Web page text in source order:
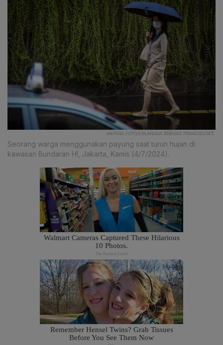
ANTARA FOTO/ERLANGGA BREGAS PRAKOSO/SPT.
Seorang warga menggunakan payung saat turun hujan di
kawasan Bundaran HI, Jakarta, Kamis (4/7/2024).